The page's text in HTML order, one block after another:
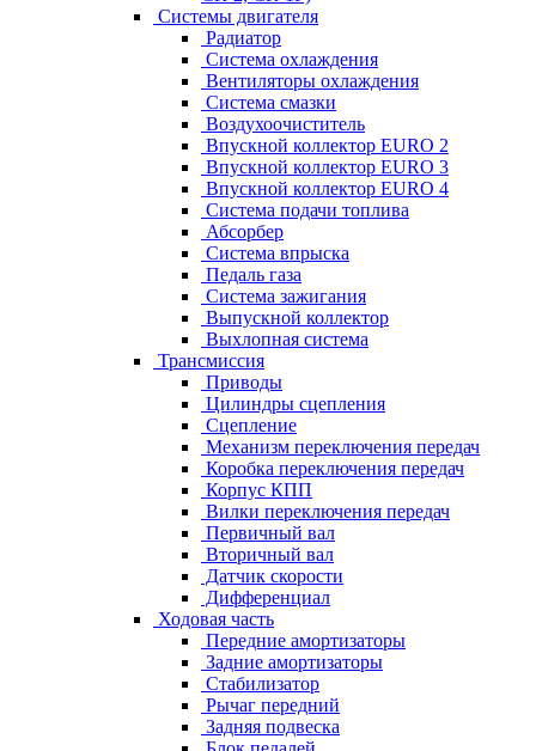
Системы двигателя
Радиатор
Система охлаждения
Вентиляторы охлаждения
Система смазки
Воздухоочиститель
Впускной коллектор EURO 2
Впускной коллектор EURO 3
Впускной коллектор EURO 4
Система подачи топлива
Абсорбер
Система впрыска
Педаль газа
Система зажигания
Выпускной коллектор
Выхлопная система
Трансмиссия
Приводы
Цилиндры сцепления
Сцепление
Механизм переключения передач
Коробка переключения передач
Корпус КПП
Вилки переключения передач
Первичный вал
Вторичный вал
Датчик скорости
Дифференциал
Ходовая часть
Передние амортизаторы
Задние амортизаторы
Стабилизатор
Рычаг передний
Задняя подвеска